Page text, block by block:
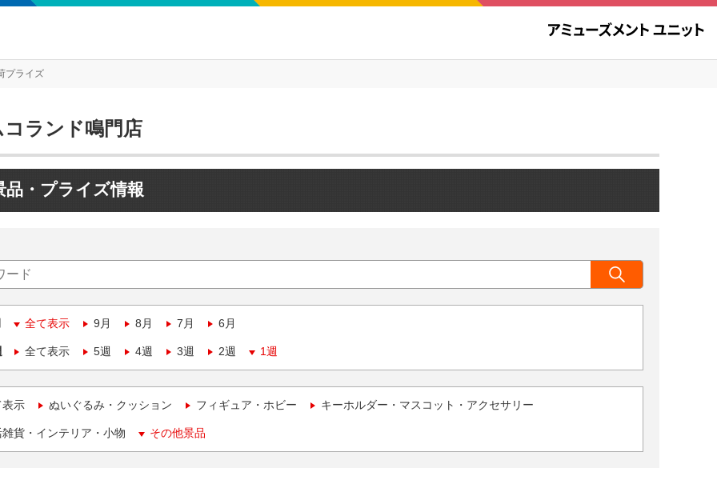
プライズ
ランド鳴門店
品・プライズ情報
全て表示 9月 8月 7月 6月
全て表示 5週 4週 3週 2週 1週
表示 ぬいぐるみ・クッション フィギュア・ホビー キーホルダー・マスコット・アクセサリー
貨・インテリア・小物 その他景品